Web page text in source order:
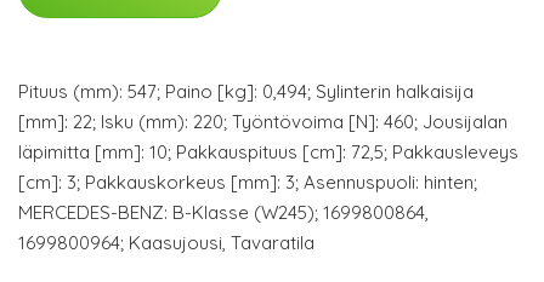
Pituus (mm): 547; Paino [kg]: 0,494; Sylinterin halkaisija
[mm]: 22; Isku (mm): 220; Työntövoima [N]: 460; Jousijalan
läpimitta [mm]: 10; Pakkauspituus [cm]: 72,5; Pakkausleveys
[cm]: 3; Pakkauskorkeus [mm]: 3; Asennuspuoli: hinten;
MERCEDES-BENZ: B-Klasse (W245); 1699800864,
1699800964; Kaasujousi, Tavaratila